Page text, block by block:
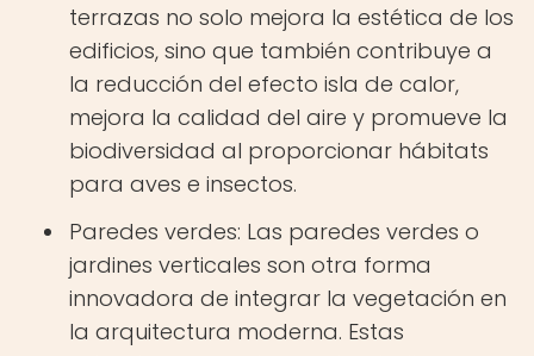
terrazas no solo mejora la estética de los
edificios, sino que también contribuye a
la reducción del efecto isla de calor,
mejora la calidad del aire y promueve la
biodiversidad al proporcionar hábitats
para aves e insectos.
Paredes verdes: Las paredes verdes o
jardines verticales son otra forma
innovadora de integrar la vegetación en
la arquitectura moderna. Estas